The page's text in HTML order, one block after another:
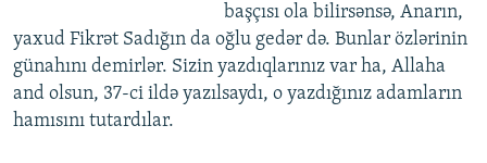
başçısı ola bilirsənsə, Anarın,
yaxud Fikrət Sadığın da oğlu gedər də. Bunlar özlərinin
günahını demirlər. Sizin yazdıqlarınız var ha, Allaha
and olsun, 37-ci ildə yazılsaydı, o yazdığınız adamların
hamısını tutardılar.